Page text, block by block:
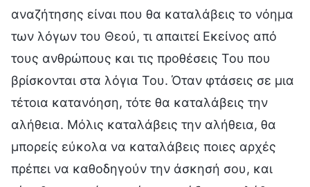
αναζήτησης είναι που θα καταλάβεις το νόημα
των λόγων του Θεού, τι απαιτεί Εκείνος από
τους ανθρώπους και τις προθέσεις Του που
βρίσκονται στα λόγια Του. Όταν φτάσεις σε μια
τέτοια κατανόηση, τότε θα καταλάβεις την
αλήθεια. Μόλις καταλάβεις την αλήθεια, θα
μπορείς εύκολα να καταλάβεις ποιες αρχές
πρέπει να καθοδηγούν την άσκησή σου, και